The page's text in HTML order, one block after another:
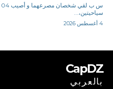
سياحيتين،...
4 أغسطس 2026
CapDZ
بالعربي